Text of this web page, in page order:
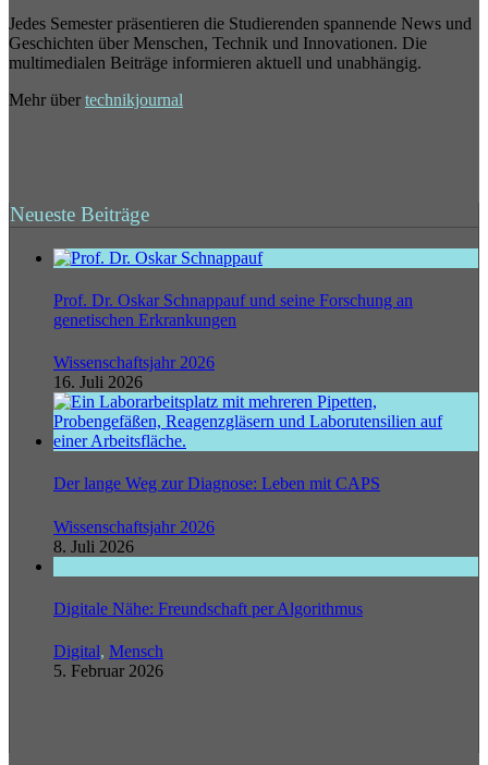
Jedes Semester präsentieren die Studierenden spannende News und
Geschichten über Menschen, Technik und Innovationen. Die
multimedialen Beiträge informieren aktuell und unabhängig.
Mehr über technikjournal
Neueste Beiträge
Prof. Dr. Oskar Schnappauf und seine Forschung an
genetischen Erkrankungen
Wissenschaftsjahr 2026
16. Juli 2026
Der lange Weg zur Diagnose: Leben mit CAPS
Wissenschaftsjahr 2026
8. Juli 2026
Digitale Nähe: Freundschaft per Algorithmus
Digital, Mensch
5. Februar 2026